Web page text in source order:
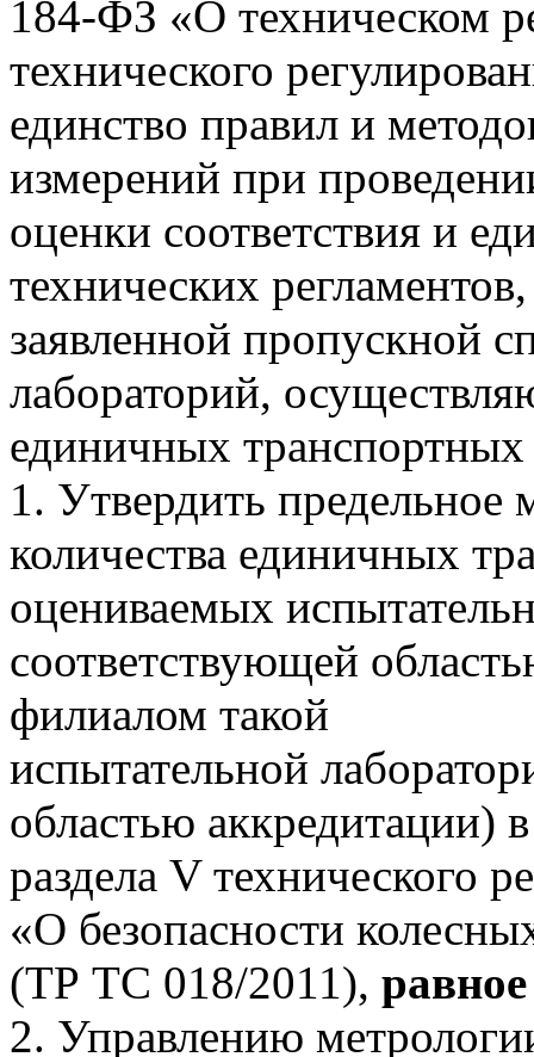
184-ФЗ «О техническом
технического
единство правил и
измерений при
оценки соответствия и
технических
заявленной пропускной
лабораторий,
единичных
1. Утвердить предельное
количества единичных
оцениваемых
соответствующей
филиалом такой
испытательной
областью аккредитации)
раздела V технического
«О безопасности
(ТР ТС 018/2011),
2. Управлению